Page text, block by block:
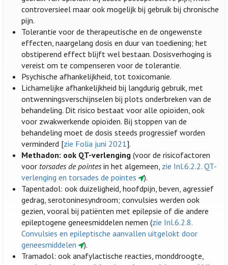
controversieel maar ook mogelijk bij gebruik bij chronische
pijn.
Tolerantie voor de therapeutische en de ongewenste
effecten, naargelang dosis en duur van toediening; het
obstiperend effect blijft wel bestaan. Dosisverhoging is
vereist om te compenseren voor de tolerantie.
Psychische afhankelijkheid, tot toxicomanie.
Lichamelijke afhankelijkheid bij langdurig gebruik, met
ontwenningsverschijnselen bij plots onderbreken van de
behandeling. Dit risico bestaat voor alle opioïden, ook
voor zwakwerkende opioïden. Bij stoppen van de
behandeling moet de dosis steeds progressief worden
verminderd [zie Folia juni 2021].
Methadon: ook QT-verlenging (voor de risicofactoren
voor torsades de pointes in het algemeen, zie Inl.6.2.2. QT-
verlenging en torsades de pointes
).
Tapentadol: ook duizeligheid, hoofdpijn, beven, agressief
gedrag, serotoninesyndroom; convulsies werden ook
gezien, vooral bij patiënten met epilepsie of die andere
epileptogene geneesmiddelen nemen (zie Inl.6.2.8.
Convulsies en epileptische aanvallen uitgelokt door
geneesmiddelen
).
Tramadol: ook anafylactische reacties, monddroogte,